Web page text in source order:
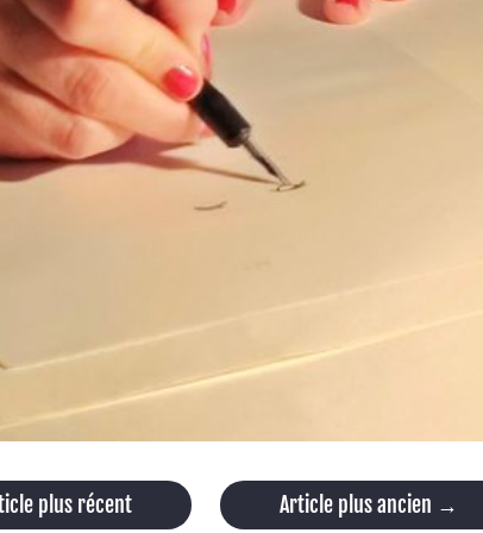
plus récent Article plus ancien →